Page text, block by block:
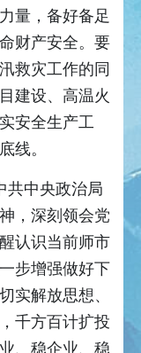
量，备好备足
财产安全。要
救灾工作的同
建设、高温火
安全生产工
线。
共中央政治局
，深刻领会党
认识当前师市
步增强做好下
实解放思想、
千方百计扩投
、稳企业、稳